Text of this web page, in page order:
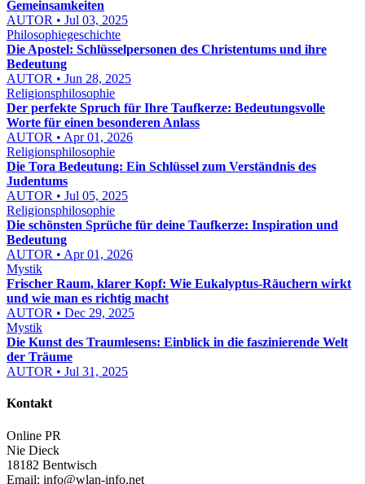
Gemeinsamkeiten
AUTOR • Jul 03, 2025
Philosophiegeschichte
Die Apostel: Schlüsselpersonen des Christentums und ihre
Bedeutung
AUTOR • Jun 28, 2025
Religionsphilosophie
Der perfekte Spruch für Ihre Taufkerze: Bedeutungsvolle
Worte für einen besonderen Anlass
AUTOR • Apr 01, 2026
Religionsphilosophie
Die Tora Bedeutung: Ein Schlüssel zum Verständnis des
Judentums
AUTOR • Jul 05, 2025
Religionsphilosophie
Die schönsten Sprüche für deine Taufkerze: Inspiration und
Bedeutung
AUTOR • Apr 01, 2026
Mystik
Frischer Raum, klarer Kopf: Wie Eukalyptus-Räuchern wirkt
und wie man es richtig macht
AUTOR • Dec 29, 2025
Mystik
Die Kunst des Traumlesens: Einblick in die faszinierende Welt
der Träume
AUTOR • Jul 31, 2025
Kontakt
Online PR
Nie Dieck
18182 Bentwisch
Email: info@wlan-info.net